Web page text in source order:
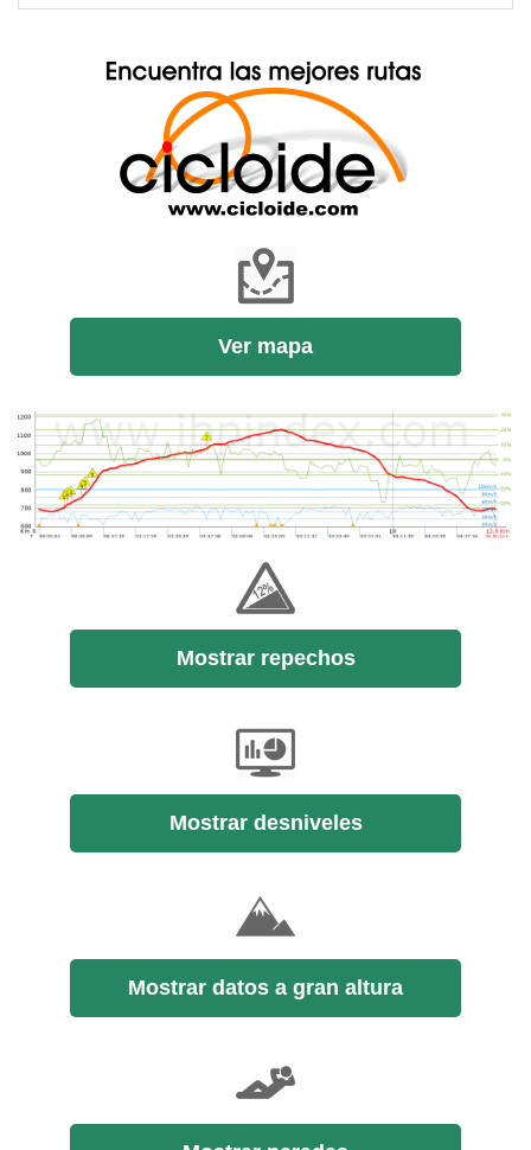
Ver mapa
Mostrar repechos
Mostrar desniveles
Mostrar datos a gran altura